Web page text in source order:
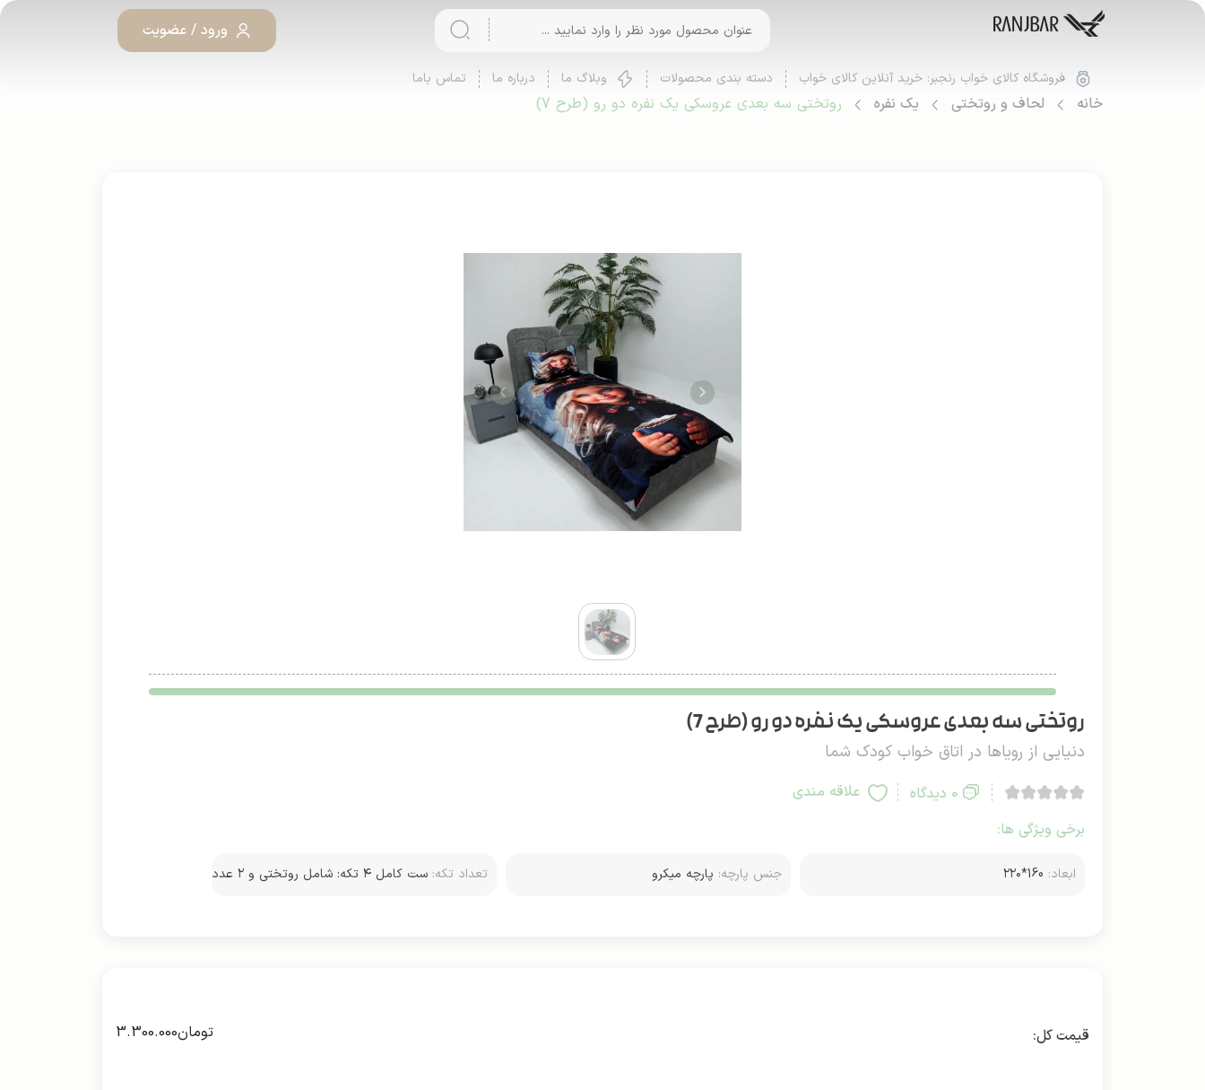
ورود / عضویت
فروشگاه کالای خواب رنجبر: خرید آنلاین کالای خواب دسته بندی محصولات وبلاگ ما درباره ما تماس باما
خانه لحاف و روتختی یک نفره روتختی سه بعدی عروسکی یک نفره دو رو (طرح 7)
روتختی سه بعدی عروسکی یک نفره دو رو (طرح 7)
دنیایی از رویاها در اتاق خواب کودک شما
0 دیدگاه
علاقه مندی
برخی ویژگی ها:
ابعاد: 160*۲۲۰ جنس پارچه: پارچه میکرو تعداد تکه:
ست کامل ۴ تکه: شامل روتختی و ۲ عدد
تومان3.300.000